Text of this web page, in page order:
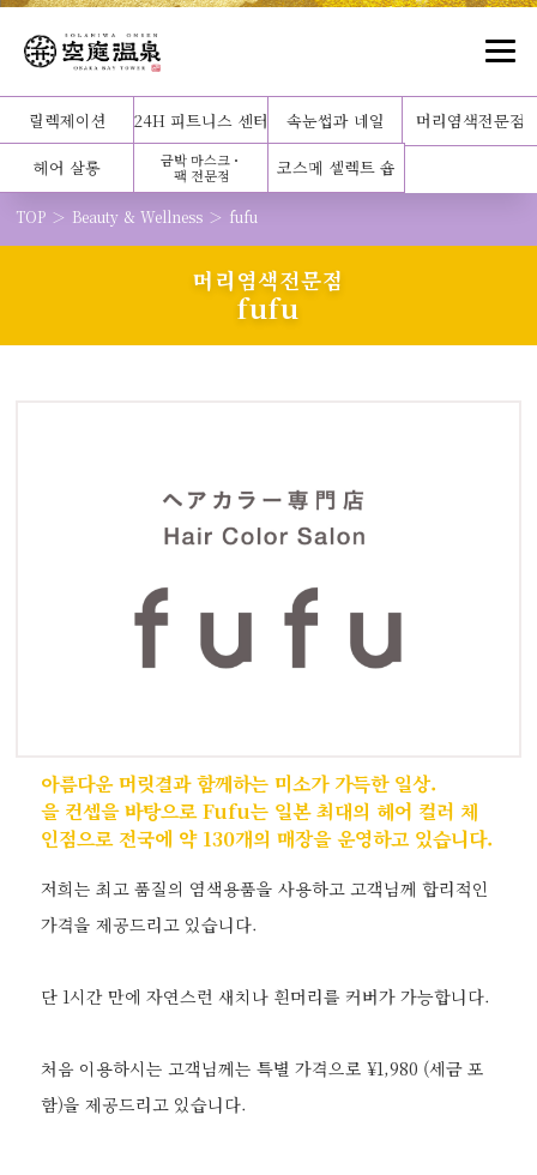
릴렉제이션 24H 피트니스 센터 속눈썹과 네일 머리염색전문점
헤어 살롱
금박 마스크・
팩 전문점
코스메 셀렉트 숍
TOP Beauty & Wellness fufu
머리염색전문점
fufu
아름다운 머릿결과 함께하는 미소가 가득한 일상.
을 컨셉을 바탕으로 Fufu는 일본 최대의 헤어 컬러 체
인점으로 전국에 약 130개의 매장을 운영하고 있습니다.
저희는 최고 품질의 염색용품을 사용하고 고객님께 합리적인
가격을 제공드리고 있습니다.
단 1시간 만에 자연스런 새치나 흰머리를 커버가 가능합니다.
처음 이용하시는 고객님께는 특별 가격으로 ¥1,980 (세금 포
함)을 제공드리고 있습니다.